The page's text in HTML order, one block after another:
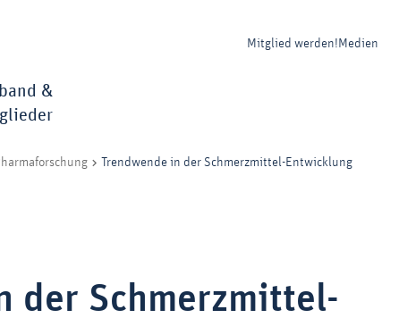
Mitglied werden! Medien
&
Trendwende in der Schmerzmittel-Entwicklung
der Schmerzmittel-